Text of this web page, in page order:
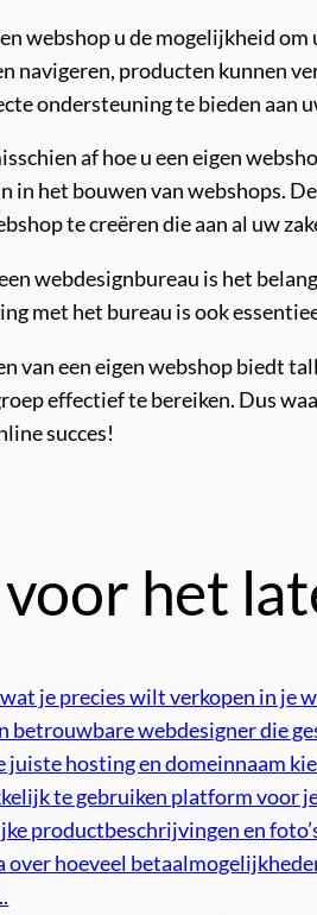
webshop u de mogelijkheid
navigeren, producten kunnen
ondersteuning te bieden
af hoe u een eigen
in het bouwen van webshops.
te creëren die aan al uw
webdesignbureau is het
met het bureau is ook
van een eigen webshop biedt
effectief te bereiken. Dus
succes!
het
je precies wilt verkopen in je
betrouwbare webdesigner die
juiste hosting en domeinnaam
te gebruiken platform voor
productbeschrijvingen en
over hoeveel